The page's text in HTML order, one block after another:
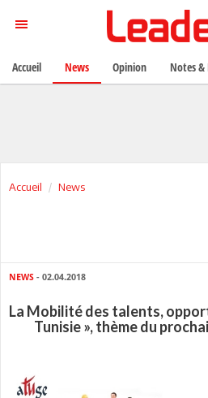
Accueil News
NEWS - 02.04.2018
La Mobilité des talents,
Tunisie », thème du
Accueil News Opinion Notes &